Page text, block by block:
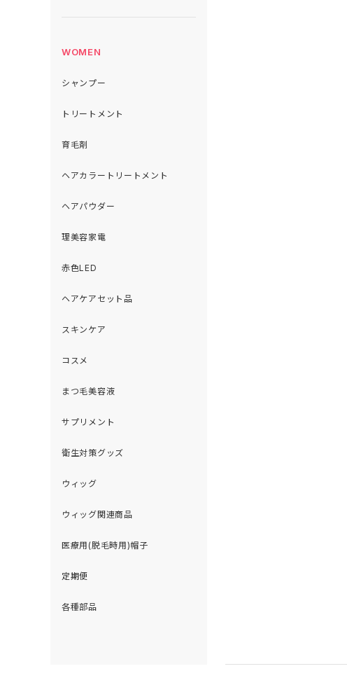
WOMEN
シャンプー
トリートメント
育毛剤
ヘアカラートリートメント
ヘアパウダー
理美容家電
赤色LED
ヘアケアセット品
スキンケア
コスメ
まつ毛美容液
サプリメント
衛生対策グッズ
ウィッグ
ウィッグ関連商品
医療用(脱毛時用)帽子
定期便
各種部品